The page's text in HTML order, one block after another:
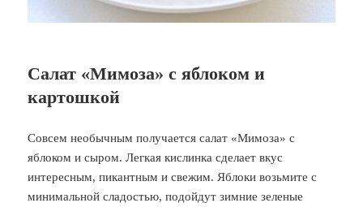
Салат «Мимоза» с яблоком и
картошкой
Совсем необычным получается салат «Мимоза» с
яблоком и сыром. Легкая кислинка сделает вкус
интересным, пикантным и свежим. Яблоки возьмите с
минимальной сладостью, подойдут зимние зеленые